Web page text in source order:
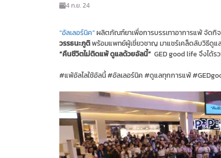
4 ก.ย. 24
“อัลเลอร์นิค” ผลิตภัณฑ์ยาเพื่อการบรรเทาอาการแพ้ จัดกิ
วรรธนะภูติพร้อมแพทย์ผู้เชี่ยวชาญ มาแชร์เคล็ดลับวิธีดู
“คืนชีวิตไม่ติดแพ้ ดูแลด้วยอัลนี้” GED good life จึงได้ร
#แพ้อัลไลใช้อัลนี้ #อัลเลอร์นิค #ดูแลทุกการแพ้